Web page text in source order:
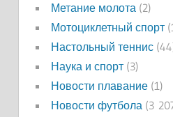
Метание молота(2)
Мотоциклетный спорт
Настольный теннис
Наука и спорт(3)
Новости плавание(1)
Новости футбола(3